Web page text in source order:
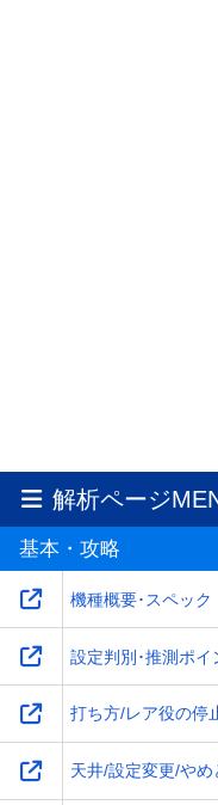
解析ページ
基本・攻略
機種概要･スペック
設定判別･推測ポイ
打ち方/レア役の停
天井/設定変更/やめ